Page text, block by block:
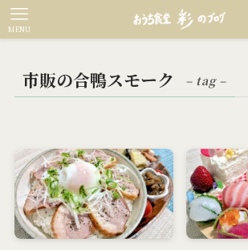
MENU
市販の合鴨スモーク – tag –